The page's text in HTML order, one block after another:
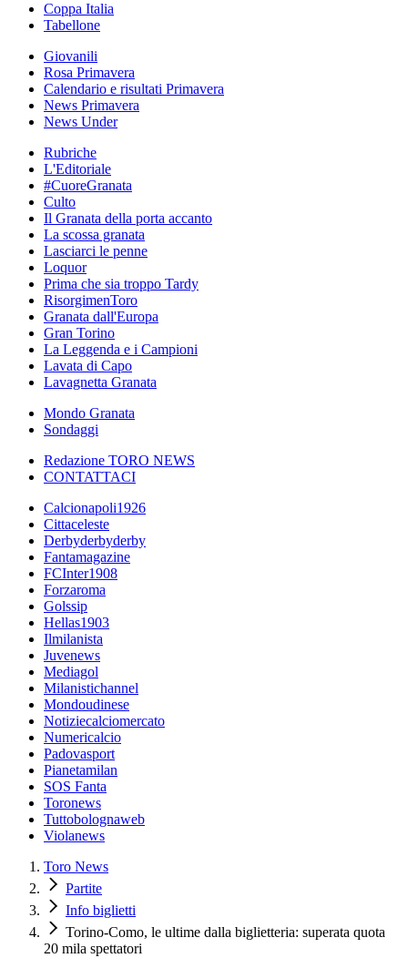
Coppa Italia
Tabellone
Giovanili
Rosa Primavera
Calendario e risultati Primavera
News Primavera
News Under
Rubriche
L'Editoriale
#CuoreGranata
Culto
Il Granata della porta accanto
La scossa granata
Lasciarci le penne
Loquor
Prima che sia troppo Tardy
RisorgimenToro
Granata dall'Europa
Gran Torino
La Leggenda e i Campioni
Lavata di Capo
Lavagnetta Granata
Mondo Granata
Sondaggi
Redazione TORO NEWS
CONTATTACI
Calcionapoli1926
Cittaceleste
Derbyderbyderby
Fantamagazine
FCInter1908
Forzaroma
Golssip
Hellas1903
Ilmilanista
Juvenews
Mediagol
Milanistichannel
Mondoudinese
Notiziecalciomercato
Numericalcio
Padovasport
Pianetamilan
SOS Fanta
Toronews
Tuttobolognaweb
Violanews
Toro News
Partite
Info biglietti
Torino-Como, le ultime dalla biglietteria: superata quota
20 mila spettatori